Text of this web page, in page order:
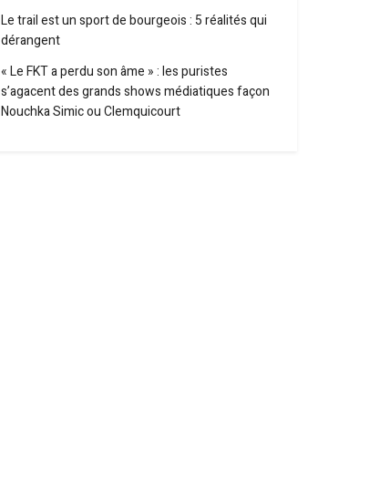
Le trail est un sport de bourgeois : 5 réalités qui
dérangent
« Le FKT a perdu son âme » : les puristes
s’agacent des grands shows médiatiques façon
Nouchka Simic ou Clemquicourt